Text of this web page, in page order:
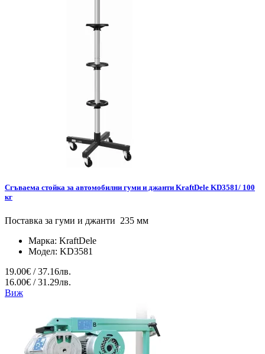
Сгъваема стойка за автомобилни гуми и джанти KraftDele KD3581/ 100
кг
Поставка за гуми и джанти 235 мм
Марка: KraftDele
Модел: KD3581
19.00€ / 37.16лв.
16.00€ / 31.29лв.
Виж